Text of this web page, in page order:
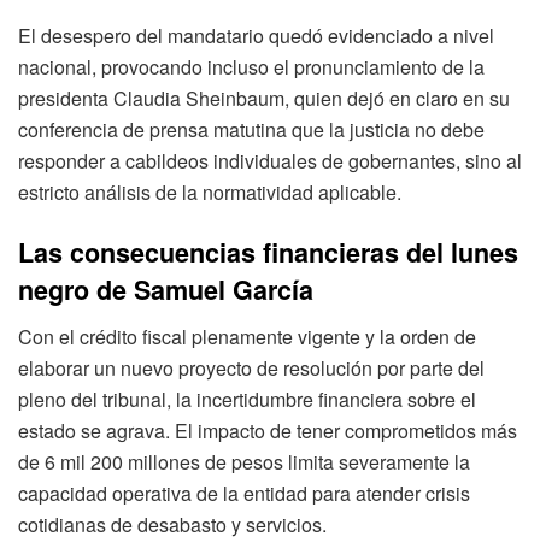
El desespero del mandatario quedó evidenciado a nivel
nacional, provocando incluso el pronunciamiento de la
presidenta Claudia Sheinbaum, quien dejó en claro en su
conferencia de prensa matutina que la justicia no debe
responder a cabildeos individuales de gobernantes, sino al
estricto análisis de la normatividad aplicable.
Las consecuencias financieras del lunes
negro de Samuel García
Con el crédito fiscal plenamente vigente y la orden de
elaborar un nuevo proyecto de resolución por parte del
pleno del tribunal, la incertidumbre financiera sobre el
estado se agrava. El impacto de tener comprometidos más
de 6 mil 200 millones de pesos limita severamente la
capacidad operativa de la entidad para atender crisis
cotidianas de desabasto y servicios.